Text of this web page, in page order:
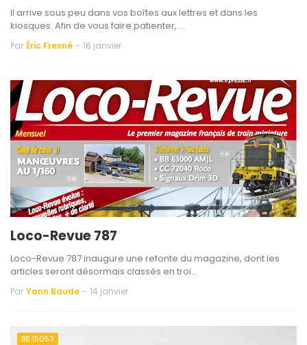
Il arrive sous peu dans vos boîtes aux lettres et dans les
kiosques. Afin de vous faire patienter, …
Par Éric Fresné - 16 janvier
Loco-Revue 787
Loco-Revue 787 inaugure une refonte du magazine, dont les
articles seront désormais classés en troi…
Par Yann Baude - 14 janvier
BB 15053